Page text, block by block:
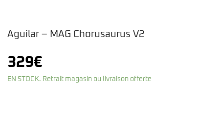
Aguilar – MAG Chorusaurus V2
329€
EN STOCK. Retrait magasin ou livraison offerte